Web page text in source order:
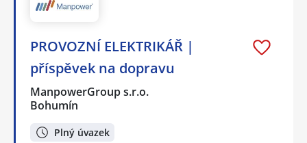
PROVOZNÍ ELEKTRIKÁŘ |
příspěvek na dopravu
ManpowerGroup s.r.o.
Bohumín
Plný úvazek